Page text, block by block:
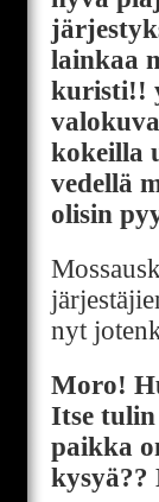
lainkaa
kuristi!!
kokeilla
vedellä
olisin
nyt
Moro!
Itse
paikka
kysyä??